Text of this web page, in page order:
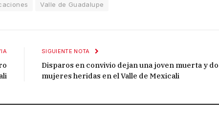
Valle de Guadalupe
SIGUIENTE NOTA
Disparos en convivio dejan una joven muerta y
mujeres heridas en el Valle de Mexicali